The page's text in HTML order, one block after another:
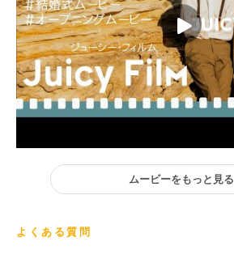
ムービーをもっと見る
よくある質問